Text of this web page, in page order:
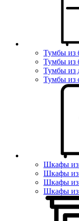
Тумбы из
Тумбы из
Тумбы из
Тумбы из
Шкафы из
Шкафы из
Шкафы из
Шкафы из